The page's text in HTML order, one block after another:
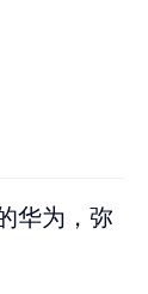
华为，弥